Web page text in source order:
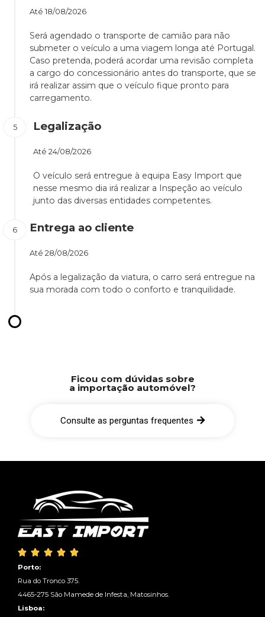
Até 18/08/2026
Será agendado o transporte de camião para não
submeter o veículo a uma viagem longa até Portugal.
Caso pretenda, poderá acordar uma revisão completa
a cargo do concessionário antes do transporte, que se
irá realizar assim que o veículo fique pronto para
carregamento.
Legalização
Até 24/08/2026
O veículo será entregue à equipa Easy Import que
nesse mesmo dia irá realizar a Inspeção ao veículo
junto das diversas entidades competentes.
Entrega ao cliente
Até 28/08/2026
Após a legalização da viatura, o carro será entregue na
sua morada com todo o conforto e tranquilidade.
Ficou com dúvidas sobre
a importação automóvel?
Consulte as perguntas frequentes
    
Porto:
Rua do Tronco 375.
4465-275 São Mamede de Infesta, Matosinhos.
Lisboa: